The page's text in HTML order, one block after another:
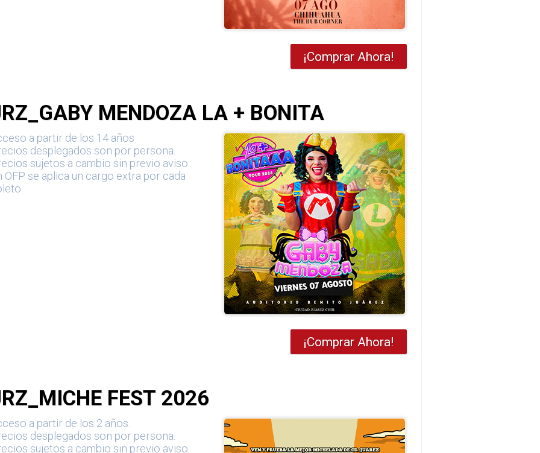
¡Comprar Ahora!
MENDOZA LA + BONITA
a partir de los 14 años
desplegados son por persona.
sujetos a cambio sin previo aviso.
OFP se aplica un cargo extra por cada
¡Comprar Ahora!
FEST 2026
a partir de los 2 años.
desplegados son por persona.
sujetos a cambio sin previo aviso.